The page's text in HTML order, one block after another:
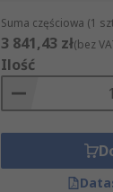
Suma częściowa (1
3 841,43 zł(bez
Ilość